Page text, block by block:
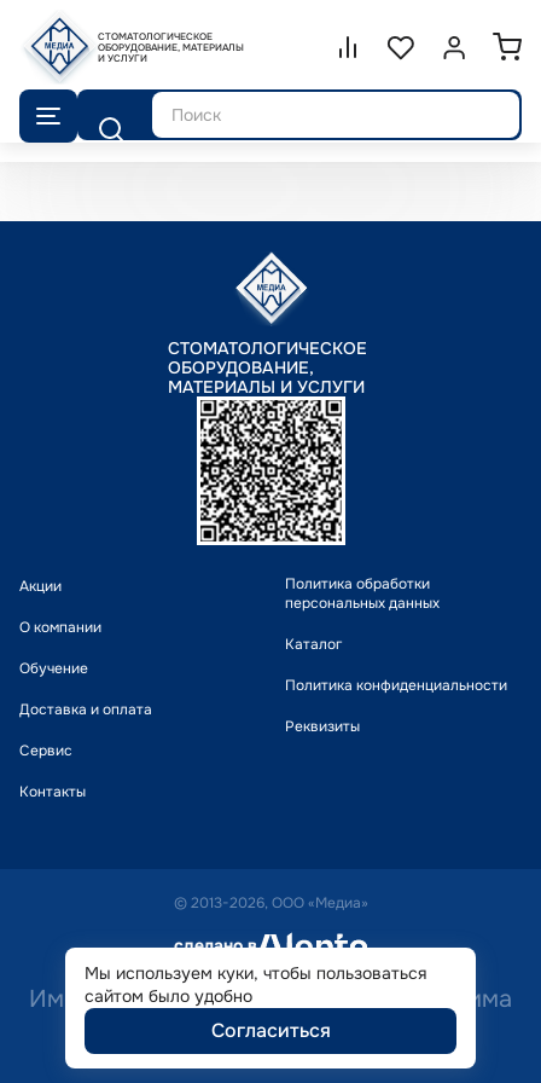
СТОМАТОЛОГИЧЕСКОЕ
ОБОРУДОВАНИЕ, МАТЕРИАЛЫ
И УСЛУГИ
Сравнение.
СписокВойти или
Поиск
СТОМАТОЛОГИЧЕСКОЕ
ОБОРУДОВАНИЕ,
МАТЕРИАЛЫ И УСЛУГИ
Акции
О компании
Обучение
Доставка и оплата
Сервис
Контакты
Политика обработки
персональных данных
Каталог
Политика конфиденциальности
Реквизиты
© 2013-2026, ООО «Медиа»
сделано в alente
Имеются противопоказания. Необходима
консультация специалиста.
Мы используем куки, чтобы пользоваться
сайтом было удобно
Согласиться